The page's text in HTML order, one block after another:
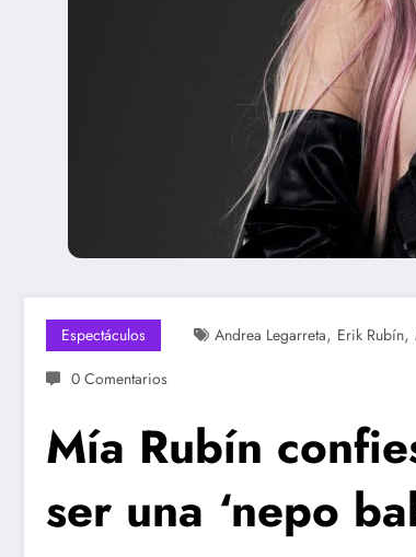
Espectáculos Andrea Legarreta, Erik Rubín,
0 Comentarios
Mía Rubín
ser una ‘nepo